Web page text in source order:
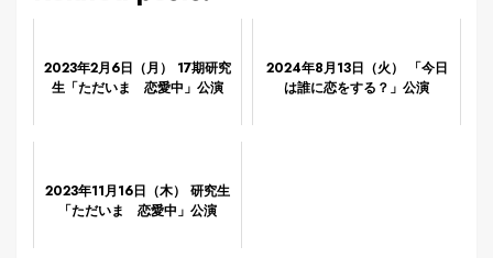
2023年2月6日（月） 17期研究
生「ただいま 恋愛中」公演
2024年8月13日（火） 「今日
は誰に恋をする？」公演
2023年11月16日（木） 研究生
「ただいま 恋愛中」公演